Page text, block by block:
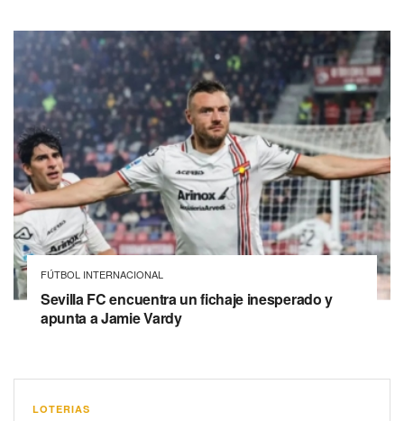
FÚTBOL INTERNACIONAL
Sevilla FC encuentra un fichaje inesperado y
apunta a Jamie Vardy
LOTERIAS